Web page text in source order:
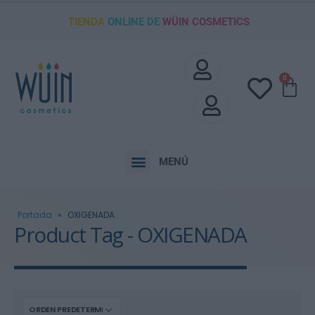
TIENDAONLINE DE WÜIN COSMETICS
0
MENÚ
Portada » OXIGENADA
Product Tag - OXIGENADA